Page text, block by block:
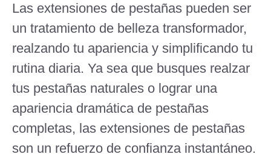
Las extensiones de pestañas pueden ser
un tratamiento de belleza transformador,
realzando tu apariencia y simplificando tu
rutina diaria. Ya sea que busques realzar
tus pestañas naturales o lograr una
apariencia dramática de pestañas
completas, las extensiones de pestañas
son un refuerzo de confianza instantáneo.